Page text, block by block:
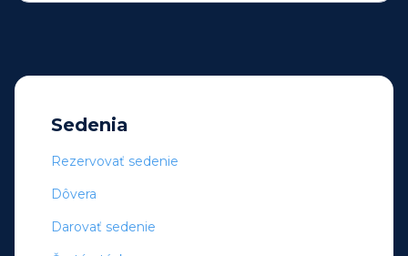
Sedenia
Rezervovať sedenie
Dôvera
Darovať sedenie